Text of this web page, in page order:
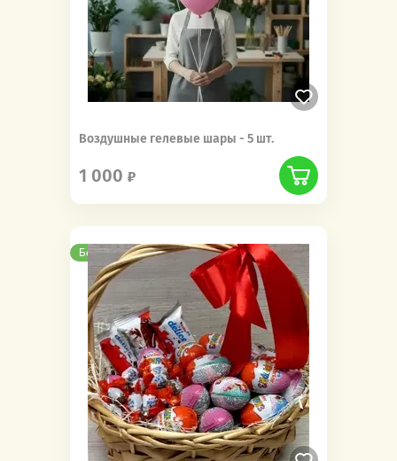
Воздушные гелевые шары - 5 шт.
1 000
Бесплатная доставка Новинка